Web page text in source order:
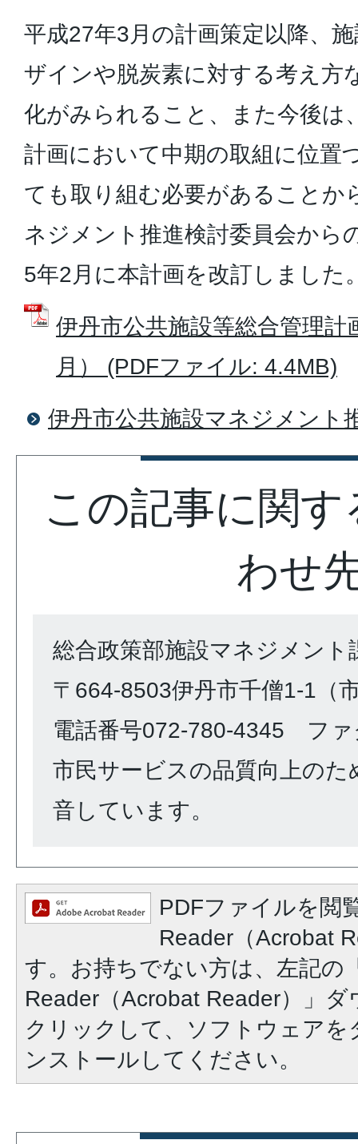
平成27年3月の計画策定以降、
ザインや脱炭素に対する考え方
化がみられること、また今後は
計画において中期の取組に位置
ても取り組む必要があることか
ネジメント推進検討委員会から
5年2月に本計画を改訂しました
伊丹市公共施設等総合管理計
月） (PDFファイル: 4.4MB)
伊丹市公共施設マネジメント
この記事に関
わせ
総合政策部施設マネジメント
〒664-8503伊丹市千僧1-1（
電話番号072-780-4345 ファ
市民サービスの品質向上のた
音しています。
PDFファイルを閲
Reader（Acrobat
す。お持ちでない方は、左記の
Reader（Acrobat Reader）」
クリックして、ソフトウェア
ンストールしてください。